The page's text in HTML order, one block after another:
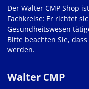
Walter CMP
Der Walter-CMP Shop
Fachkreise: Er richtet
Gesundheitswesen
Bitte beachten Sie,
werden.